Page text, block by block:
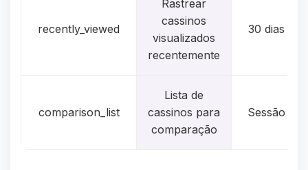
recently_viewed
Rastrear
cassinos
visualizados
recentemente
30 dias
comparison_list
Lista de
cassinos para
comparação
Sessão